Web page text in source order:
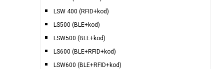
LSW 400 (RFID+kod)
LS500 (BLE+kod)
LSW500 (BLE+kod)
LS600 (BLE+RFID+kod)
LSW600 (BLE+RFID+kod)